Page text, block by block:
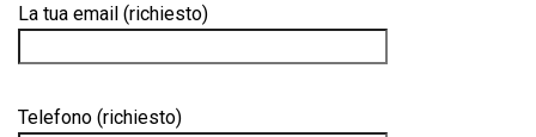
La tua email (richiesto)
Telefono (richiesto)